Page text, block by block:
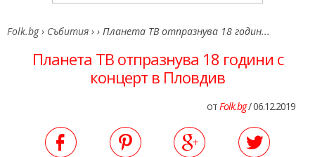
Folk.bg › Събития › › Планета ТВ отпразнува 18 годин...
Планета ТВ отпразнува 18 години с
концерт в Пловдив
отFolk.bg/ 06.12.2019